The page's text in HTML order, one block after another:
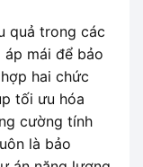
quả trong các
mái để bảo
hai chức
tối ưu hóa
cường tính
là bảo